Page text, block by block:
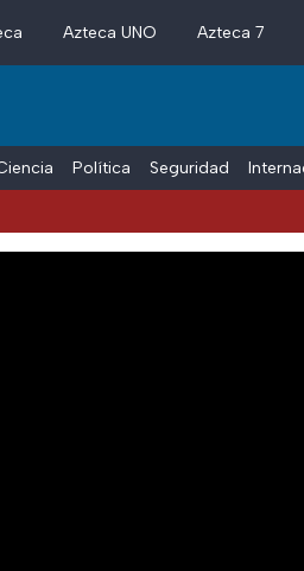
Azteca UNO Azteca 7
Política Seguridad